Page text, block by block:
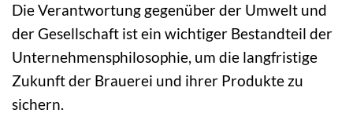
Die Verantwortung gegenüber der Umwelt und
der Gesellschaft ist ein wichtiger Bestandteil der
Unternehmensphilosophie, um die langfristige
Zukunft der Brauerei und ihrer Produkte zu
sichern.